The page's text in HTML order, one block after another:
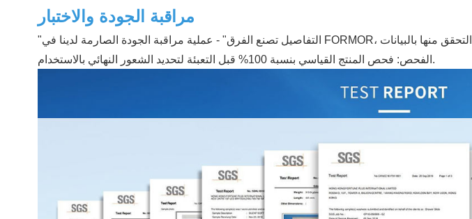
مراقبة الجودة والاختبار
الفحص: فحص المنتج القياسي بنسبة 100% قبل التعبئة لتحديد الشعور النهائي بالاستخدام.